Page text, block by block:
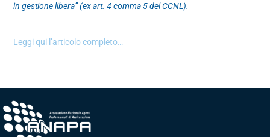
in gestione libera” (ex art. 4 comma 5 del CCNL).
Leggi qui l’articolo completo…